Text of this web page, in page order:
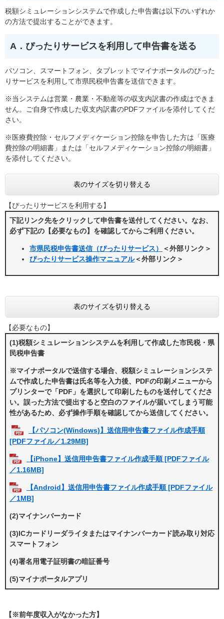
税額シミュレーションシステムで作成した申告書は以下のいずれか
の方法で提出することができます。
A．ぴったりサービスを利用して申告書を送る
パソコン、スマートフォン、タブレットでマイナポータルのぴった
りサービスを利用して市県民税申告書を送信できます。
※当システムは営業・農業・不動産等の収支内訳書の作成はできま
せん。ご自身で作成した収支内訳書のPDFファイルを添付してくだ
さい。
※医療費控除・セルフメディケーション控除を申告した方は「医療
費控除の明細書」または「セルフメディケーション控除の明細書」
を添付してください。
表のサイズを切り替える
【ぴったりサービスを利用する】
下記リンク先をクリックして申告書を送付してください。なお、
必ず下記の【必要なもの】を確認してからご利用ください。
市県民税申告書送信（ぴったりサービス）
＜外部リンク＞
ぴったりサービス操作マニュアル＜外部リンク＞
表のサイズを切り替える
【必要なもの】
(1)税額シミュレーションシステムを利用して作成した市民税・県
民税申告書
※マイナポータルで送信する場合、税額シミュレーションシステ
ムで作成した申告書は氏名等を入力後、PDFの印刷メニューから
プリンターで「PDF」を選択して印刷したものを送付してくださ
い。誤った方法で提出すると空白のファイルが届いてしまう可能
性があるため、必ず操作手順を確認してから送信してください。
【パソコン(Windows)】送信用申告書ファイル作成手順
[PDFファイル／1.29MB]
【iPhone】送信用申告書ファイル作成手順 [PDFファイル
／1.16MB]
【Android】送信用申告書ファイル作成手順 [PDFファイル
／1MB]
(2)マイナンバーカード
(3)ICカードリーダライタまたはマイナンバーカード読み取り対応
スマートフォン
(4)署名用電子証明書の暗証番号
(5)マイナポータルアプリ
【※前年度収入がなかった方】